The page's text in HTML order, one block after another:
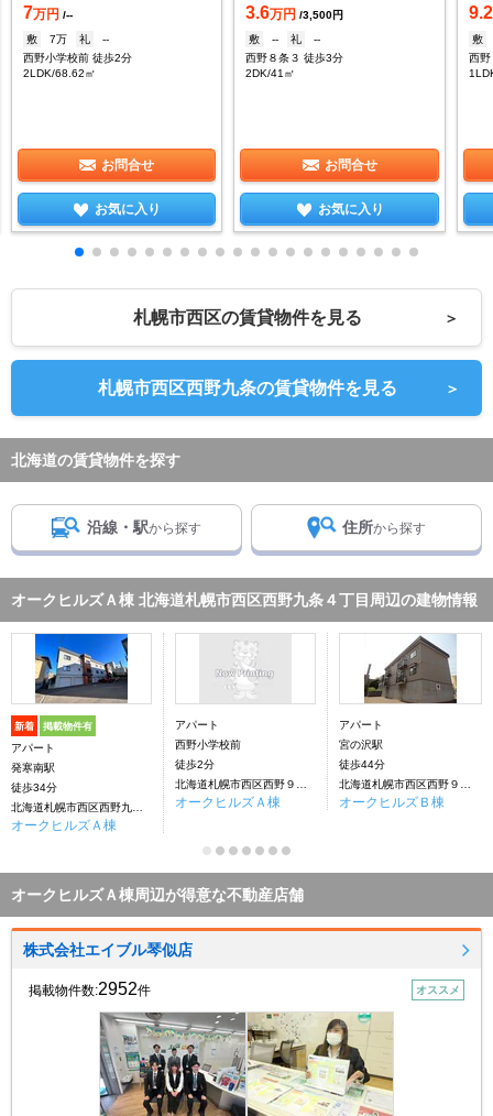
7万円 /--
敷
7万 礼
--
西野小学校前 徒歩2分
2LDK/68.62㎡
お問合せ
お気に入り
3.6万円 /3,500円
敷
-- 礼
--
西野８条３ 徒歩3分
2DK/41㎡
お問合せ
お気に入り
9.2
敷
西野
札幌市西区の賃貸物件を見る ＞
札幌市西区西野九条の賃貸物件を見る ＞
北海道の賃貸物件を探す
沿線・駅から探す 住所から探す
オークヒルズＡ棟 北海道札幌市西区西野九条４丁目周辺の建物情報
新着 掲載物件有
アパート
発寒南駅
徒歩34分
オークヒルズＡ棟
アパート
西野小学校前
徒歩2分
オークヒルズＡ棟
アパート
宮の沢駅
徒歩44分
オークヒルズＢ棟
オークヒルズＡ棟周辺が得意な不動産店舗
株式会社エイブル琴似店
掲載物件数:2952件 オススメ